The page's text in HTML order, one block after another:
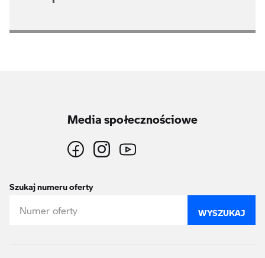
Media społecznościowe
Szukaj numeru oferty
WYSZUKAJ